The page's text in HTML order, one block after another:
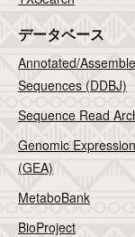
データベース
Annotated/
Sequences (DDBJ)
Sequence Read
Genomic
(GEA)
MetaboBank
BioProject